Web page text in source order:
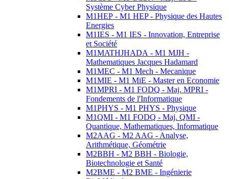
Système Cyber Physique
M1HEP - M1 HEP - Physique des Hautes
Energies
M1IES - M1 IES - Innovation, Entreprise
et Société
M1MATHJHADA - M1 MJH -
Mathematiques Jacques Hadamard
M1MEC - M1 Mech - Mecanique
M1MIE - M1 MiE - Master en Economie
M1MPRI - M1 FODQ - Maj. MPRI -
Fondements de l'Informatique
M1PHYS - M1 PHYS - Physique
M1QMI - M1 FODQ - Maj. QMI -
Quantique, Mathematiques, Informatique
M2AAG - M2 AAG - Analyse,
Arithmétique, Géométrie
M2BBH - M2 BBH - Biologie,
Biotechnologie et Santé
M2BME - M2 BME - Ingénierie